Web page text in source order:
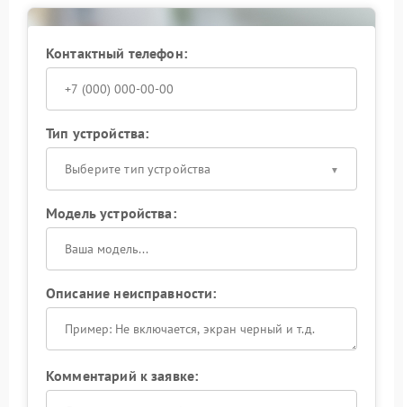
Контактный телефон:
Тип устройства:
Выберите тип устройства
Модель устройства:
Описание неисправности:
Комментарий к заявке: